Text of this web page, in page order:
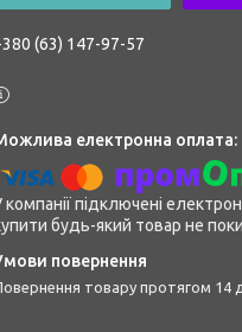
(63) 147-97-57
компанії підключені
будь-який товар не
повернення товару протягом 14